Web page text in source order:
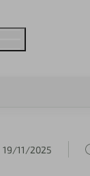
19/11/2025